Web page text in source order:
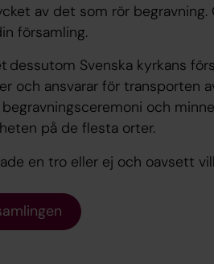
av det som rör
församling.
dessutom Svenska kyrkans
och ansvarar för transporten
och
på de flesta orter.
en tro eller ej och oavsett